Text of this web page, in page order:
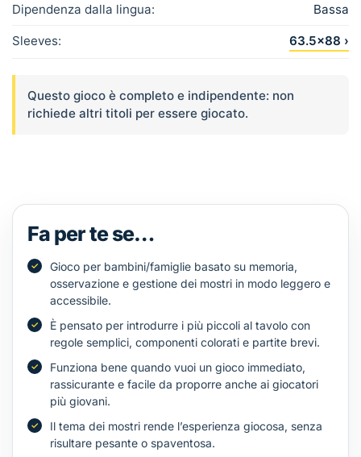
Dipendenza dalla lingua: Bassa
Sleeves: 63.5×88 ›
Questo gioco è completo e indipendente: non
richiede altri titoli per essere giocato.
Fa per te se…
Gioco per bambini/famiglie basato su memoria,
osservazione e gestione dei mostri in modo leggero e
accessibile.
È pensato per introdurre i più piccoli al tavolo con
regole semplici, componenti colorati e partite brevi.
Funziona bene quando vuoi un gioco immediato,
rassicurante e facile da proporre anche ai giocatori
più giovani.
Il tema dei mostri rende l’esperienza giocosa, senza
risultare pesante o spaventosa.